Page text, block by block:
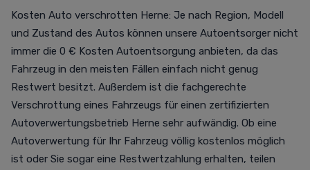
Kosten Auto verschrotten Herne: Je nach Region, Modell
und Zustand des Autos können unsere Autoentsorger nicht
immer die 0 € Kosten Autoentsorgung anbieten, da das
Fahrzeug in den meisten Fällen einfach nicht genug
Restwert besitzt. Außerdem ist die fachgerechte
Verschrottung eines Fahrzeugs für einen zertifizierten
Autoverwertungsbetrieb Herne sehr aufwändig. Ob eine
Autoverwertung für Ihr Fahrzeug völlig kostenlos möglich
ist oder Sie sogar eine Restwertzahlung erhalten, teilen